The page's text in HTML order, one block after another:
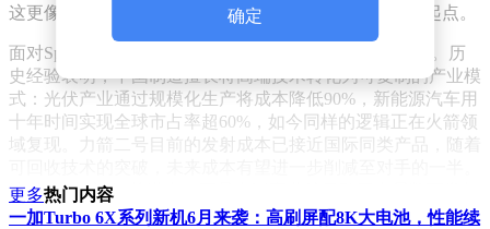
这更像是中国商业航天从“单点突破”迈向“规模效应”的起点。
面对SpaceX的对比，中国航天人展现出独特的战略定力。历
史经验表明，中国制造擅长将高端技术转化为可复制的产业模
式：光伏产业通过规模化生产将成本降低90%，新能源汽车用
十年时间实现全球市占率超60%，如今同样的逻辑正在火箭领
域复现。力箭二号目前的发射成本已接近国际同类产品，随着
这种“降本增效”的潜力，正是中国商业航天敢于布局数百发年
产能的底气。
确定
更多热门内容
一加Turbo 6X系列新机6月来袭：高刷屏配8K大电池，性能续